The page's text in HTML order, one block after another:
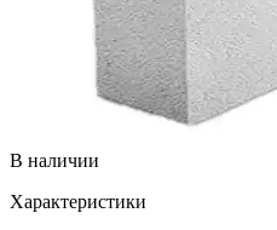
В наличии
Характеристики